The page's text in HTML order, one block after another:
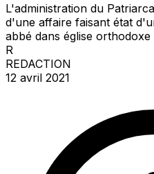
L'administration du
d'une affaire faisant état
abbé dans église
R
REDACTION
12 avril 2021